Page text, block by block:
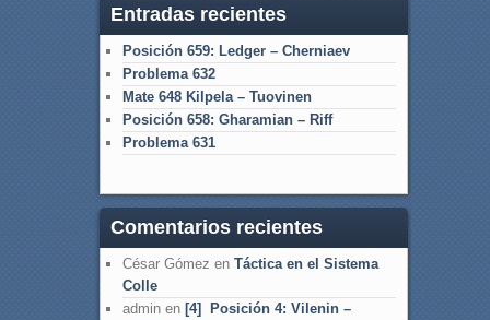
Entradas recientes
Posición 659: Ledger – Cherniaev
Problema 632
Mate 648 Kilpela – Tuovinen
Posición 658: Gharamian – Riff
Problema 631
Comentarios recientes
César Gómez en Táctica en el Sistema
Colle
adminen [4] Posición 4: Vilenin –